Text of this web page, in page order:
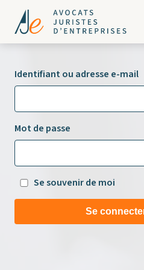
Identifiant ou adresse e-mail
Mot de passe
Se souvenir de moi